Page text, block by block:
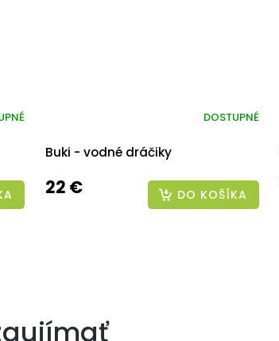
Buki - vodné dráčiky
DOSTUPNÉ
22 € DO KOŠÍKA